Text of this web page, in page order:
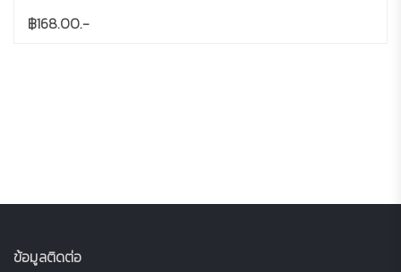
฿168.00.-
ข้อมูลติดต่อ